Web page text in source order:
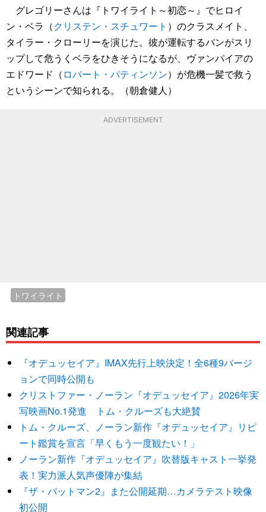
グレゴリーさんは『トワイライト～初恋～』でヒロイ
ン・ベラ（クリステン・スチュワート ）のクラスメイト、
タイラー・クローリーを演じた。彼が運転するバンがスリ
ップして危うくベラをひきそうになるが、ヴァンパイアの
エドワード（ ロバート・パティンソン）が危機一髪で救う
というシーンで知られる。（朝倉健人）
ADVERTISEMENT
トワイライト
関連記事
『オデュッセイア』IMAX先行上映決定！全6種9バージ
ョンで同時公開も
クリストファー・ノーラン『オデュッセイア』2026年実
写映画No.1発進 トム・クルーズも大絶賛
トム・クルーズ、ノーラン新作『オデュッセイア』リピ
ート鑑賞を宣言「早くもう一度観たい！」
ノーラン新作『オデュッセイア』吹替版キャスト一挙発
表！実力派人気声優陣が集結
『ザ・バットマン2』また公開延期…カメラテスト映像
初公開